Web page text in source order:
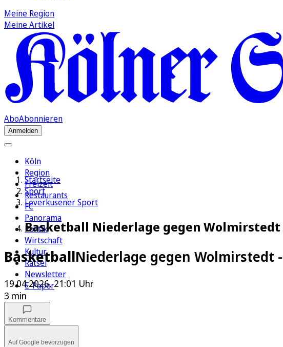
Meine Region
Meine Artikel
AboAbonnieren
Anmelden
Köln
Region
Freizeit
Restaurants
FC
Panorama
Politik
Wirtschaft
Kultur
Rätsel
Newsletter
E-Paper
Startseite
Sport
Leverkusener Sport
Basketball Niederlage gegen Wolmirstedt
BasketballNiederlage gegen Wolmirstedt
19.04.2026, 21:01 Uhr
3 min
Kommentare
Auf Google bevorzugen